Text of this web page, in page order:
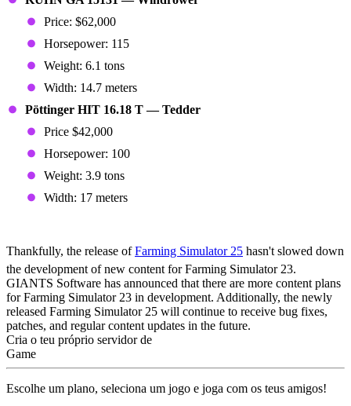
Price: $62,000
Horsepower: 115
Weight: 6.1 tons
Width: 14.7 meters
Pöttinger HIT 16.18 T — Tedder
Price $42,000
Horsepower: 100
Weight: 3.9 tons
Width: 17 meters
Thankfully, the release ofFarming Simulator 25 hasn't slowed down
the development of new content for Farming Simulator 23.
GIANTS Software has announced that there are more content plans
for Farming Simulator 23 in development. Additionally, the newly
released Farming Simulator 25 will continue to receive bug fixes,
patches, and regular content updates in the future.
Cria o teu próprio servidor de
Game
Escolhe um plano, seleciona um jogo e joga com os teus amigos!